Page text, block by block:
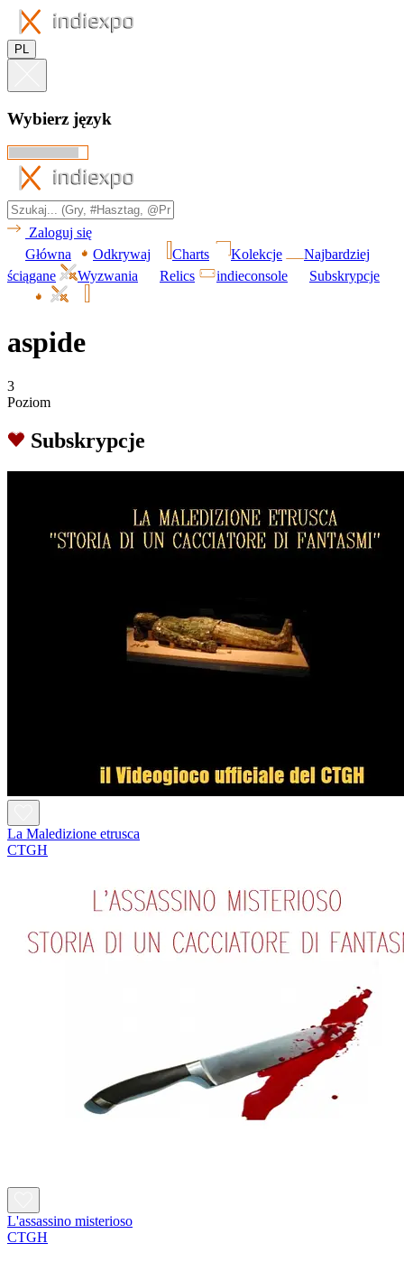
PL
Wybierz język
Zaloguj się
Główna
Odkrywaj Charts Kolekcje
Najbardziej
ściągane
Wyzwania Relics indieconsole Subskrypcje
aspide
3
Poziom
Subskrypcje
La Maledizione etrusca
CTGH
L'assassino misterioso
CTGH